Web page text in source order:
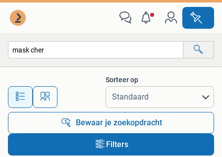
Alle afstanden…
Sorteer op
Bewaar je zoekopdracht
Filters